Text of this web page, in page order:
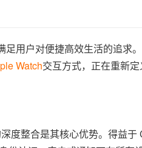
用户对便捷高效生活的追求
Watch交互方式，正在重新
度整合是其核心优势。得益